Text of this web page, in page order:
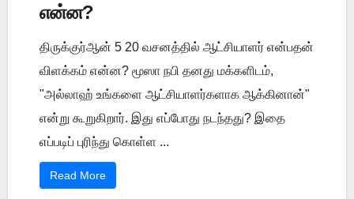
என்ன?
திருக்குர்ஆன் 5 20 வசனத்தில் ஆட்சியாளர் என்பதன்
விளக்கம் என்ன? மூஸா நபி தனது மக்களிடம்,
"அல்லாஹ் உங்களை ஆட்சியாளர்களாக ஆக்கினான்"
என்று கூறுகிறார். இது எப்போது நடந்தது? இதை
எப்படிப் புரிந்து கொள்ள ...
Read More